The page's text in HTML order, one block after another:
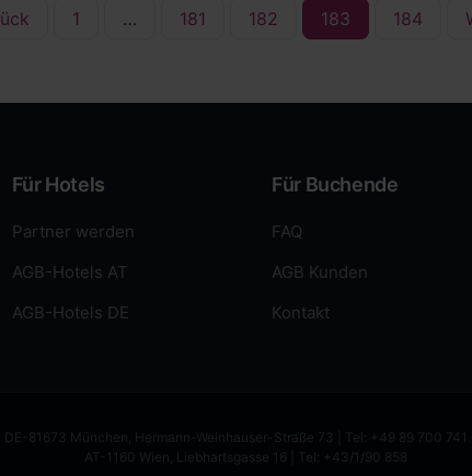
1 … 181 182 183 184
Für Hotels
Partner werden
AGB-Hotels AT
AGB-Hotels DE
Für Buchende
FAQ
AGB Kunden
Kontakt
DE-81673 München, Hermann-Weinhauser-Straße 73 | Tel: +49 89 700 741
AT-1160 Wien, Liebhartsgasse 16 | Tel: +43/1/90 858